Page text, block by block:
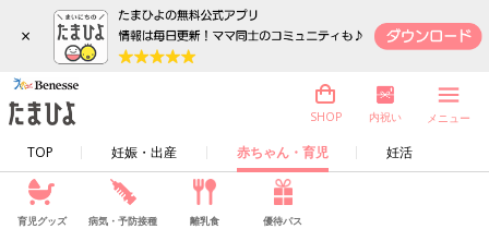
×
TOP 妊娠・出産 赤ちゃん・育児 妊活
SHOP 内祝い メニュー
育児グッズ 病気・予防接種 離乳食 優待パス